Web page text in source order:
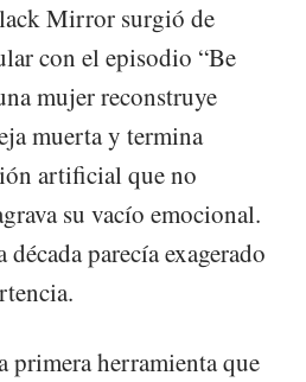
Mirror surgió de
con el episodio “Be
mujer reconstruye
muerta y termina
artificial que no
su vacío emocional.
parecía exagerado
primera herramienta que